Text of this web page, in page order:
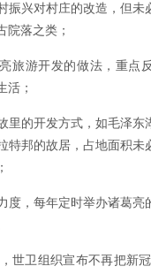
振兴对村庄的改造，但未
院落之类；
旅游开发的做法，重点
活；
里的开发方式，如毛泽东
特邦的故居，占地面积未
度，每年定时举办诸葛亮
世卫组织宣布不再把新